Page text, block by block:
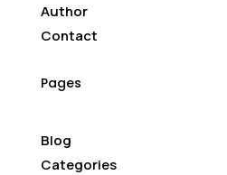
Author
Contact
Pages
Blog
Categories